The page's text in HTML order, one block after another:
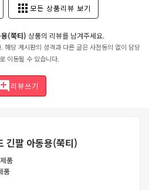
apps 모든 상품리뷰 보기
(쭉티) 상품의 리뷰를 남겨주세요.
해당 게시판의 성격과 다른 글은 사전동의 없이 담당
이동될 수 있습니다.
리뷰쓰기
긴팔 아동용(쭉티)
품
품